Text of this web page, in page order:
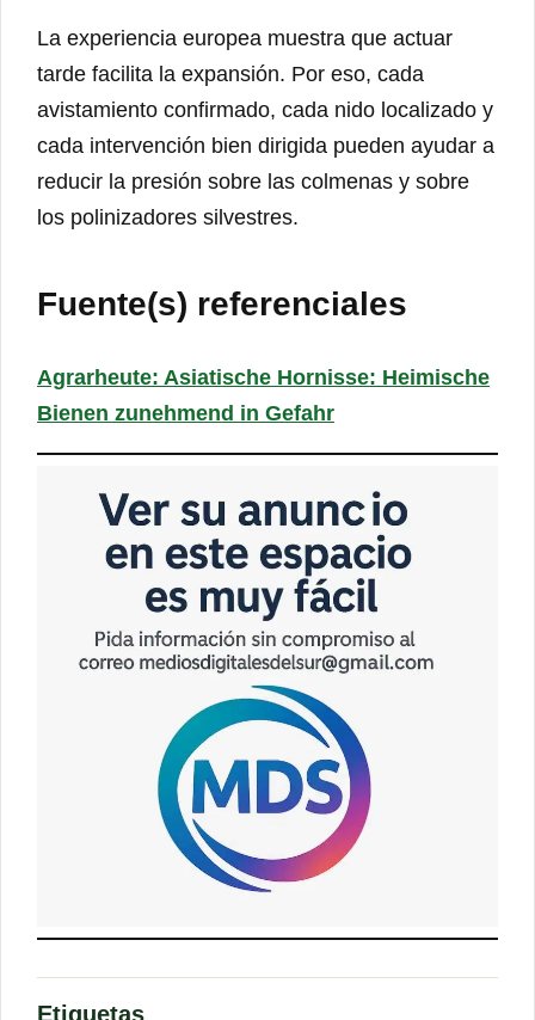
La experiencia europea muestra que actuar
tarde facilita la expansión. Por eso, cada
avistamiento confirmado, cada nido localizado y
cada intervención bien dirigida pueden ayudar a
reducir la presión sobre las colmenas y sobre
los polinizadores silvestres.
Fuente(s) referenciales
Agrarheute: Asiatische Hornisse: Heimische
Bienen zunehmend in Gefahr
Etiquetas